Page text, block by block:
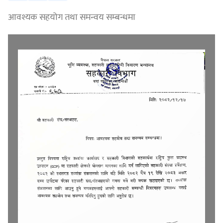
आवश्यक सहयोग तथा समन्वय सम्बन्धमा